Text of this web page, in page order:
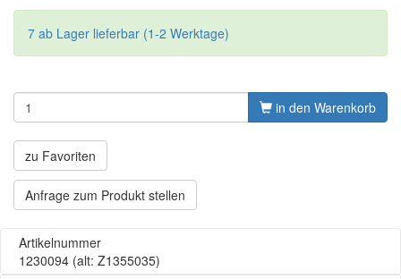
7 ab Lager lieferbar (1-2 Werktage)
in den Warenkorb
zu Favoriten
Anfrage zum Produkt stellen
Artikelnummer
1230094 (alt: Z1355035)